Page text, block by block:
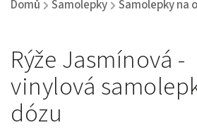
Domů / Samolepky / Samolepky na
Rýže Jasmínová -
vinylová
dózu